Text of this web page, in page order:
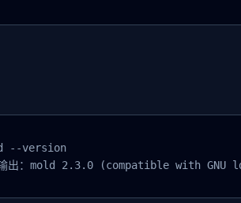
--version
出：mold 2.3.0 (compatible with GNU